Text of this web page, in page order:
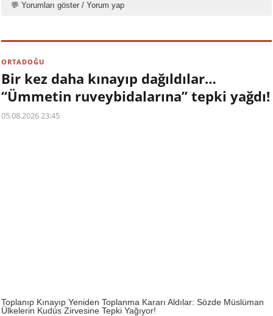
💬 Yorumları göster / Yorum yap
ORTADOĞU
Bir kez daha kınayıp dağıldılar…
“Ümmetin ruveybidalarına” tepki yağdı!
05.08.2026 23:45
Toplanıp Kınayıp Yeniden Toplanma Kararı Aldılar: Sözde Müslüman
Ülkelerin Kudüs Zirvesine Tepki Yağıyor!